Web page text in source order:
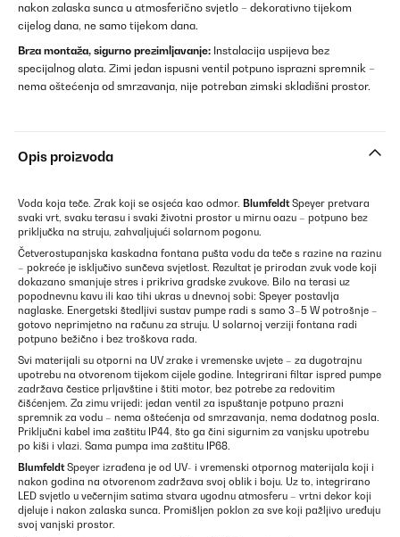
nakon zalaska sunca u atmosferično svjetlo – dekorativno tijekom
cijelog dana, ne samo tijekom dana.
Brza montaža, sigurno prezimljavanje: Instalacija uspijeva bez
specijalnog alata. Zimi jedan ispusni ventil potpuno isprazni spremnik –
nema oštećenja od smrzavanja, nije potreban zimski skladišni prostor.
Opis proizvoda
Voda koja teče. Zrak koji se osjeća kao odmor. BlumfeldtSpeyer pretvara
svaki vrt, svaku terasu i svaki životni prostor u mirnu oazu – potpuno bez
priključka na struju, zahvaljujući solarnom pogonu.
Četverostupanjska kaskadna fontana pušta vodu da teče s razine na razinu
– pokreće je isključivo sunčeva svjetlost. Rezultat je prirodan zvuk vode koji
dokazano smanjuje stres i prikriva gradske zvukove. Bilo na terasi uz
popodnevnu kavu ili kao tihi ukras u dnevnoj sobi: Speyer postavlja
naglaske. Energetski štedljivi sustav pumpe radi s samo 3–5 W potrošnje –
gotovo neprimjetno na računu za struju. U solarnoj verziji fontana radi
potpuno bežično i bez troškova rada.
Svi materijali su otporni na UV zrake i vremenske uvjete – za dugotrajnu
upotrebu na otvorenom tijekom cijele godine. Integrirani filtar ispred pumpe
zadržava čestice prljavštine i štiti motor, bez potrebe za redovitim
čišćenjem. Za zimu vrijedi: jedan ventil za ispuštanje potpuno prazni
spremnik za vodu – nema oštećenja od smrzavanja, nema dodatnog posla.
Priključni kabel ima zaštitu IP44, što ga čini sigurnim za vanjsku upotrebu
po kiši i vlazi. Sama pumpa ima zaštitu IP68.
BlumfeldtSpeyer izrađena je od UV- i vremenski otpornog materijala koji i
nakon godina na otvorenom zadržava svoj oblik i boju. Uz to, integrirano
LED svjetlo u večernjim satima stvara ugodnu atmosferu – vrtni dekor koji
djeluje i nakon zalaska sunca. Promišljen poklon za sve koji pažljivo uređuju
svoj vanjski prostor.